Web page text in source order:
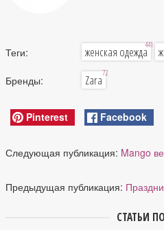
Теги: женская одежда441
Бренды: Zara72
Pinterest Facebook
Следующая публикация: Mango
Предыдущая публикация:
СТАТЬИ